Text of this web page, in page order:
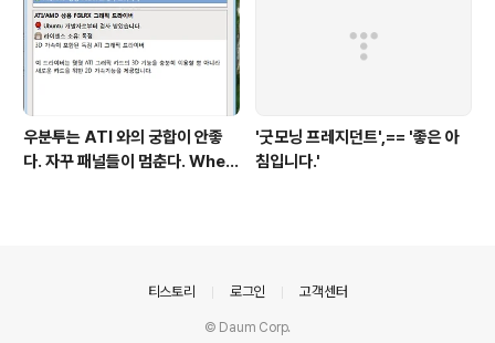
우분투는 ATI 와의 궁합이 안좋
다. 자꾸 패널들이 멈춘다. When
'굿모닝 프레지던트',== '좋은 아
침입니다.'
티스토리 로그인 고객센터
© Daum Corp.